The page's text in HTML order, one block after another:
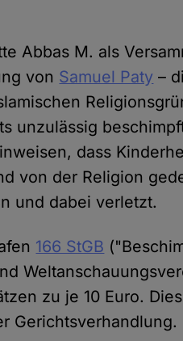
Abbas M. als
von Samuel Paty –
unzulässig
dass
von der Religion
und dabei verletzt.
166 StGB
zu je 10 Euro.
Gerichtsverhandlung.